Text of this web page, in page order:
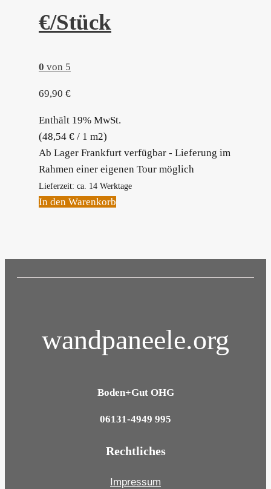
€/Stück
0 von 5
69,90 €
Enthält 19% MwSt.
(48,54 € / 1 m2)
Ab Lager Frankfurt verfügbar - Lieferung im
Rahmen einer eigenen Tour möglich
Lieferzeit: ca. 14 Werktage
In den Warenkorb
wandpaneele.org
Boden+Gut OHG
06131-4949 995
Rechtliches
Impressum